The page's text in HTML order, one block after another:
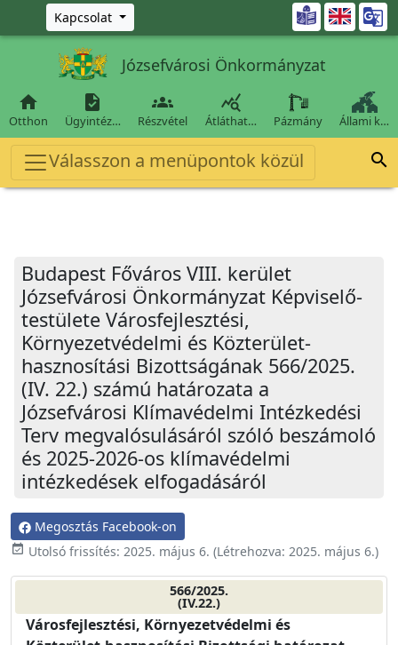
Ugrás a fő tartalomra
Kapcsolat 
Józsefvárosi Önkormányzat

Otthon

Ügyintéz…

Részvétel

Átláthat… Pázmány Állami k…
Válasszon a menüpontok közül 
Budapest Főváros VIII. kerület
Józsefvárosi Önkormányzat Képviselő-
testülete Városfejlesztési,
Környezetvédelmi és Közterület-
hasznosítási Bizottságának 566/2025.
(IV. 22.) számú határozata a
Józsefvárosi Klímavédelmi Intézkedési
Terv megvalósulásáról szóló beszámoló
és 2025-2026-os klímavédelmi
intézkedések elfogadásáról
Megosztás Facebook-on
event_available Utolsó frissítés: 2025. május 6. (Létrehozva: 2025. május 6.)
566/2025.
(IV.22.)
Városfejlesztési, Környezetvédelmi és